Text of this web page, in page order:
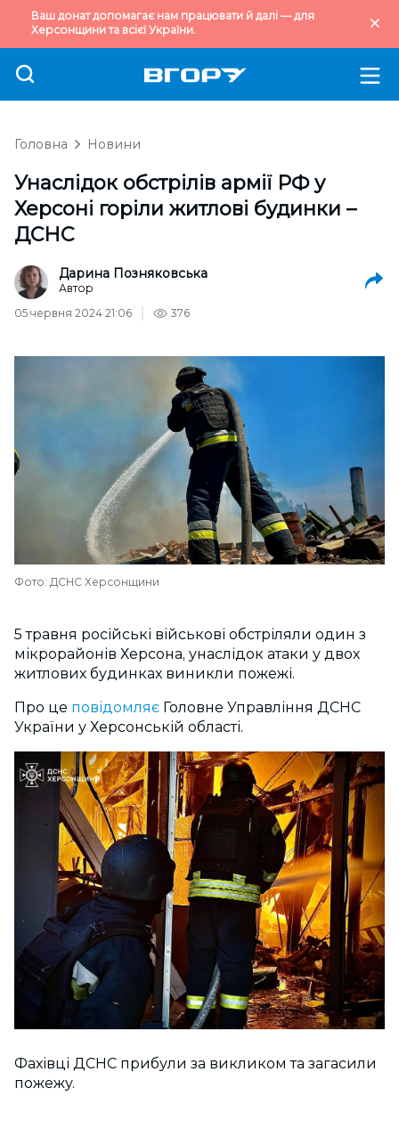
Ваш донат допомагає нам працювати й далі — для
Херсонщини та всієї України.
Головна Новини
Унаслідок обстрілів армії РФ у
Херсоні горіли житлові будинки –
ДСНС
Дарина Позняковська
Автор
05 червня 2024 21:06
376
Фото: ДСНС Херсонщини
5 травня російські військові обстріляли один з
мікрорайонів Херсона, унаслідок атаки у двох
житлових будинках виникли пожежі.
Про це повідомляє Головне Управління ДСНС
України у Херсонській області.
Фахівці ДСНС прибули за викликом та загасили
пожежу.